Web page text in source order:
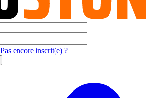
Pas encore inscrit(e) ?